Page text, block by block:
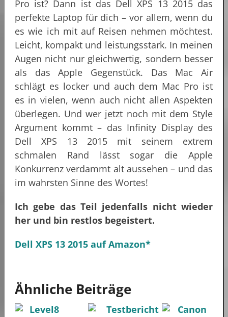
Pro ist? Dann ist das Dell XPS 13 2015 das
perfekte Laptop für dich – vor allem, wenn du
es wie ich mit auf Reisen nehmen möchtest.
Leicht, kompakt und leistungsstark. In meinen
Augen nicht nur gleichwertig, sondern besser
als das Apple Gegenstück. Das Mac Air
schlägt es locker und auch dem Mac Pro ist
es in vielen, wenn auch nicht allen Aspekten
überlegen. Und wer jetzt noch mit dem Style
Argument kommt – das Infinity Display des
Dell XPS 13 2015 mit seinem extrem
schmalen Rand lässt sogar die Apple
Konkurrenz verdammt alt aussehen – und das
im wahrsten Sinne des Wortes!
Ich gebe das Teil jedenfalls nicht wieder
her und bin restlos begeistert.
Dell XPS 13 2015 auf Amazon*
Ähnliche Beiträge